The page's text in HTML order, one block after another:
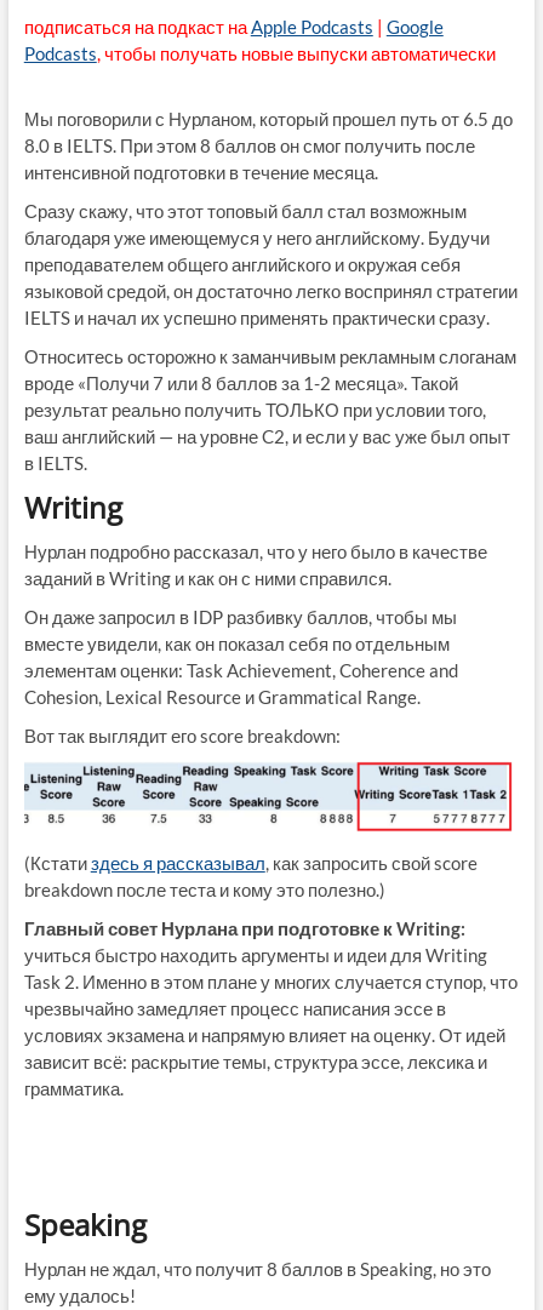
подписаться на подкаст наApple Podcasts
Google
Podcasts, чтобы получать новые выпуски автоматически
Мы поговорили с Нурланом, который прошел путь от 6.5 до
8.0 в IELTS. При этом 8 баллов он смог получить после
интенсивной подготовки в течение месяца.
Сразу скажу, что этот топовый балл стал возможным
благодаря уже имеющемуся у него английскому. Будучи
преподавателем общего английского и окружая себя
языковой средой, он достаточно легко воспринял стратегии
IELTS и начал их успешно применять практически сразу.
Относитесь осторожно к заманчивым рекламным слоганам
вроде «Получи 7 или 8 баллов за 1-2 месяца». Такой
результат реально получить ТОЛЬКО при условии того,
ваш английский — на уровне C2, и если у вас уже был опыт
в IELTS.
Writing
Нурлан подробно рассказал, что у него было в качестве
заданий в Writing и как он с ними справился.
Он даже запросил в IDP разбивку баллов, чтобы мы
вместе увидели, как он показал себя по отдельным
элементам оценки: Task Achievement, Coherence and
Cohesion, Lexical Resource и Grammatical Range.
Вот так выглядит его score breakdown:
(Кстатиздесь я рассказывал, как запросить свой score
breakdown после теста и кому это полезно.)
Главный совет Нурлана при подготовке к Writing:
учиться быстро находить аргументы и идеи для Writing
Task 2. Именно в этом плане у многих случается ступор, что
чрезвычайно замедляет процесс написания эссе в
условиях экзамена и напрямую влияет на оценку. От идей
зависит всё: раскрытие темы, структура эссе, лексика и
грамматика.
Speaking
Нурлан не ждал, что получит 8 баллов в Speaking, но это
ему удалось!